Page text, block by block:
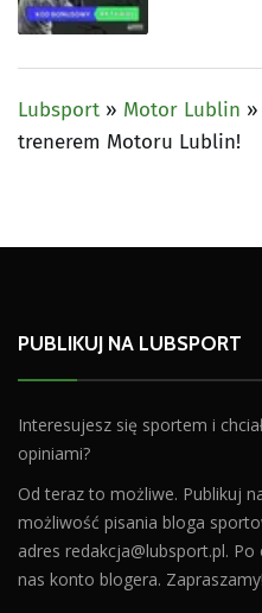
Lubsport » Motor Lublin »
trenerem Motoru Lublin!
PUBLIKUJ NA LUBSPORT
Interesujesz się sportem i
opiniami?
Od teraz to możliwe. Publikuj
możliwość pisania bloga
adres redakcja@lubsport.pl. Po
nas konto blogera. Zapraszamy!